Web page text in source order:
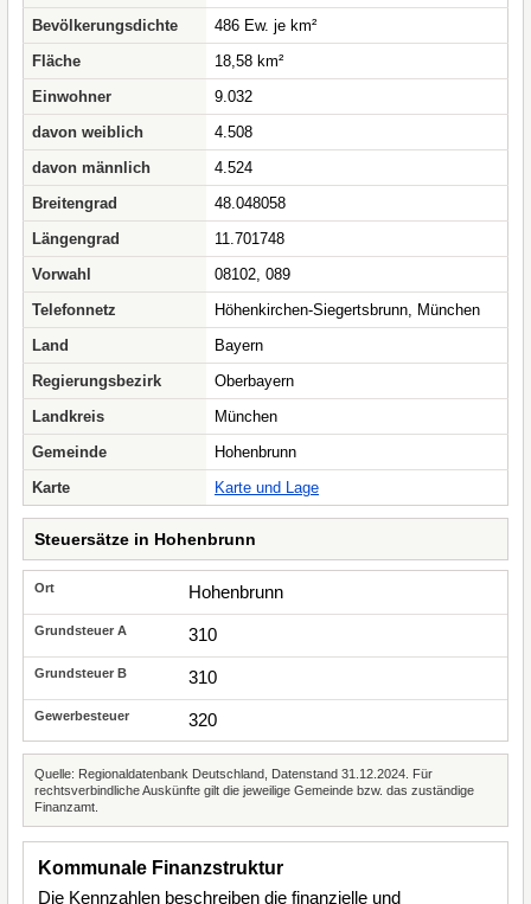
Bevölkerungsdichte
486 Ew. je km²
Fläche
18,58 km²
Einwohner
9.032
davon weiblich
4.508
davon männlich
4.524
Breitengrad
48.048058
Längengrad
11.701748
Vorwahl
08102, 089
Telefonnetz
Höhenkirchen-Siegertsbrunn, München
Land
Bayern
Regierungsbezirk
Oberbayern
Landkreis
München
Gemeinde
Hohenbrunn
Karte
Karte und Lage
Steuersätze in Hohenbrunn
Hohenbrunn
310
310
320
Quelle: Regionaldatenbank Deutschland, Datenstand 31.12.2024. Für
rechtsverbindliche Auskünfte gilt die jeweilige Gemeinde bzw. das zuständige
Finanzamt.
Kommunale Finanzstruktur
Die Kennzahlen beschreiben die finanzielle und